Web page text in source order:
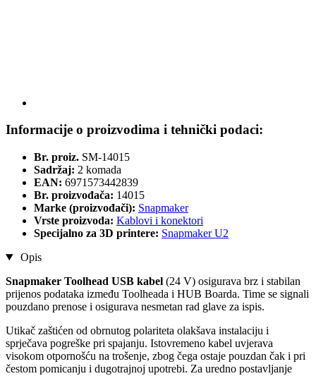
Informacije o proizvodima i tehnički podaci:
Br. proiz. SM-14015
Sadržaj: 2 komada
EAN: 6971573442839
Br. proizvođača: 14015
Marke (proizvođači): Snapmaker
Vrste proizvoda: Kablovi i konektori
Specijalno za 3D printere: Snapmaker U2
Opis
Snapmaker Toolhead USB kabel (24 V) osigurava brz i stabilan
prijenos podataka između Toolheada i HUB Boarda. Time se signali
pouzdano prenose i osigurava nesmetan rad glave za ispis.
Utikač zaštićen od obrnutog polariteta olakšava instalaciju i
sprječava pogreške pri spajanju. Istovremeno kabel uvjerava
visokom otpornošću na trošenje, zbog čega ostaje pouzdan čak i pri
čestom pomicanju i dugotrajnoj upotrebi. Za uredno postavljanje